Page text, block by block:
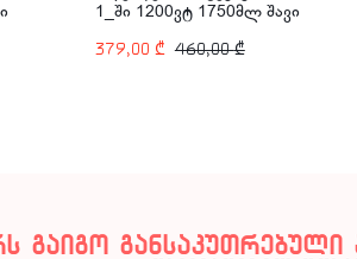
1_ში 1200ვტ 1750მლ შავი
379,00 ₾ 460,00₾
გაიგო განსაკუთრებული